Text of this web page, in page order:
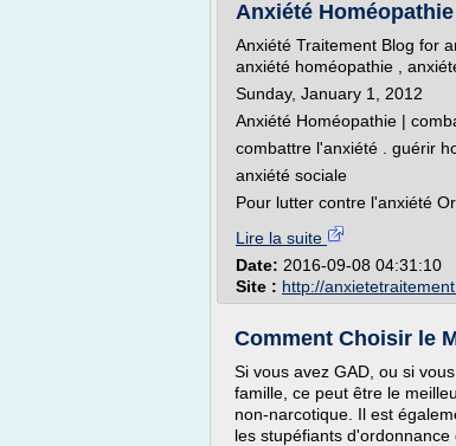
Anxiété
Anxiété Traitement Blog for
anxiété homéopathie ,
Sunday, January 1, 2012
Anxiété Homéopathie |
combattre l'anxiété . guérir
anxiété sociale
Pour lutter contre l'anxiété
Lire la suite
Date: 2016-09-08 04:31:10
Site : http://
Comment Choisir le
Si vous avez GAD, ou si
famille, ce peut être le
non-narcotique. Il est
les stupéfiants d'ordonnance